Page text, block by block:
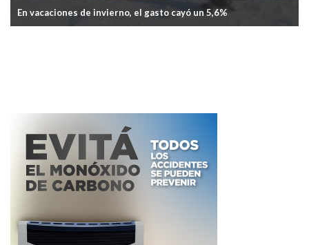
En vacaciones de invierno, el gasto cayó un 5,6%